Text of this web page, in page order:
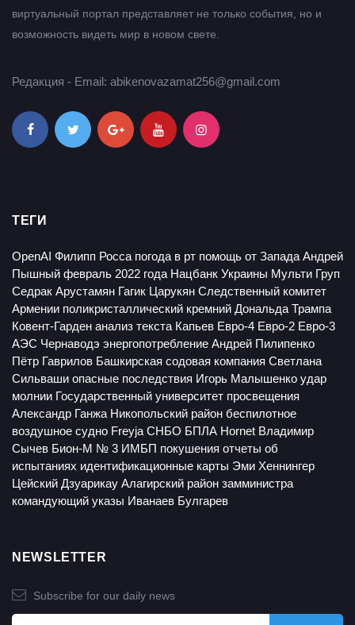
виртуальный портал представляет не только события, но и
возможность видеть мир в новом свете.
Редакция - Email: abikenovazamat256@gmail.com
ТЕГИ
OpenAI Филипп Росса погода в рт помощь от Запада Андрей
Пышный февраль 2022 года Нацбанк Украины Мульти Груп
Седрак Арустамян Гагик Царукян Следственный комитет
Армении поликристаллический кремний Дональда Трампа
Ковент-Гарден анализ текста Капьев Евро-4 Евро-2 Евро-3
АЭС Чернаводэ энергопотребление Андрей Пилипенко
Пётр Гаврилов Башкирская содовая компания Светлана
Сильваши опасные последствия Игорь Малышенко удар
молнии Государственный университет просвещения
Александр Ганжа Никопольский район беспилотное
воздушное судно Freyja СНБО БПЛА Hornet Владимир
Сычев Бион-М № 3 ИМБП покушения отчеты об
испытаниях идентификационные карты Эми Хеннингер
Цейский Дзуарикау Алагирский район замминистра
командующий указы Иванаев Булгарев
NEWSLETTER
Subscribe for our daily news